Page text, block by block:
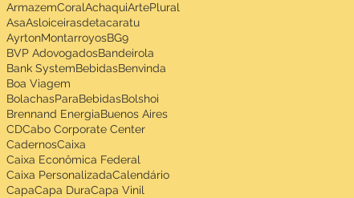
ArmazemCoralAchaquiArtePlural
AsaAsloiceirasdetacaratu
AyrtonMontarroyosBG9
BVP AdovogadosBandeirola
Bank SystemBebidasBenvinda
Boa Viagem
BolachasParaBebidasBolshoi
Brennand EnergiaBuenos Aires
CDCabo Corporate Center
CadernosCaixa
Caixa Econômica Federal
Caixa PersonalizadaCalendário
CapaCapa DuraCapa Vinil